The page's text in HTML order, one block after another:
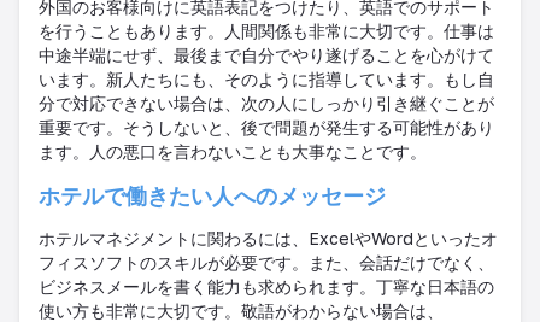
外国のお客様向けに英語表記をつけたり、英語でのサポート
を行うこともあります。人間関係も非常に大切です。仕事は
中途半端にせず、最後まで自分でやり遂げることを心がけて
います。新人たちにも、そのように指導しています。もし自
分で対応できない場合は、次の人にしっかり引き継ぐことが
重要です。そうしないと、後で問題が発生する可能性があり
ます。人の悪口を言わないことも大事なことです。
ホテルで働きたい人へのメッセージ
ホテルマネジメントに関わるには、 ExcelやWordといったオ
フィスソフトのスキルが必要です。また、会話だけでなく、
ビジネスメールを書く能力も求められます。丁寧な日本語の
使い方も非常に大切です。敬語がわからない場合は、